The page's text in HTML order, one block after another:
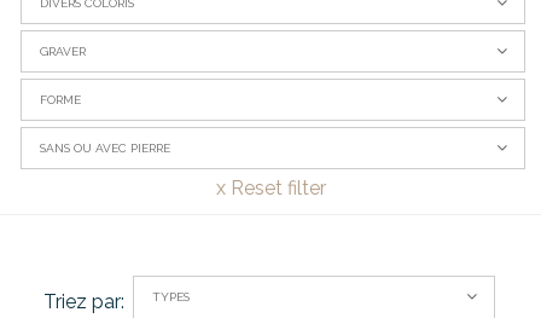
DIVERS COLORIS
GRAVER
FORME
SANS OU AVEC PIERRE
x Reset filter
Triez par: TYPES